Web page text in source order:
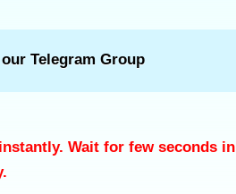
Telegram Group
Wait for few seconds in